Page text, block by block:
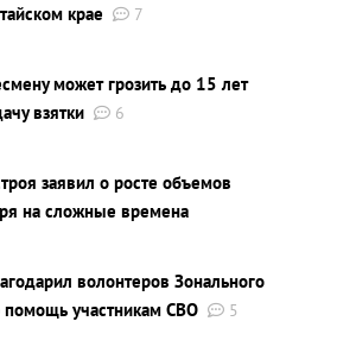
крае
7
может грозить до 15 лет
взятки
6
заявил о росте объемов
на сложные времена
волонтеров Зонального
помощь участникам СВО
5